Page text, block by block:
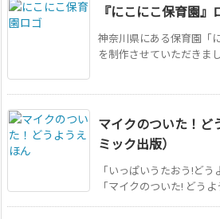
『にこにこ保育園』
神奈川県にある保育園「
を制作させていただきま
マイクのついた！ど
ミック出版）
「いっぱいうたおう!どう
「マイクのついた! どう